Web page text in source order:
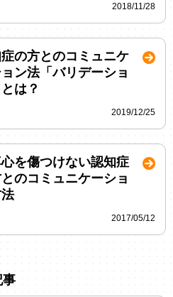
2018/11/28
の方とのコミュニケ
ン法「バリデーショ
は？
2019/12/25
を傷つけない認知症
のコミュニケーショ
2017/05/12
事